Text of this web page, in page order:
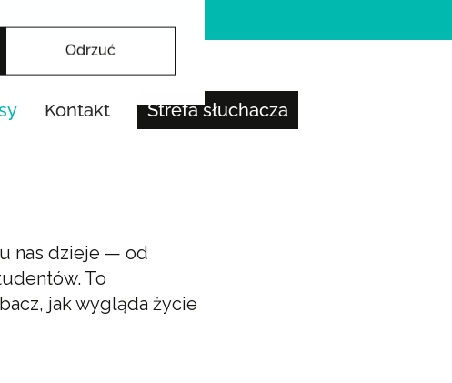
Odrzuć
Kontakt Strefa słuchacza
nas dzieje — od
To
jak wygląda życie